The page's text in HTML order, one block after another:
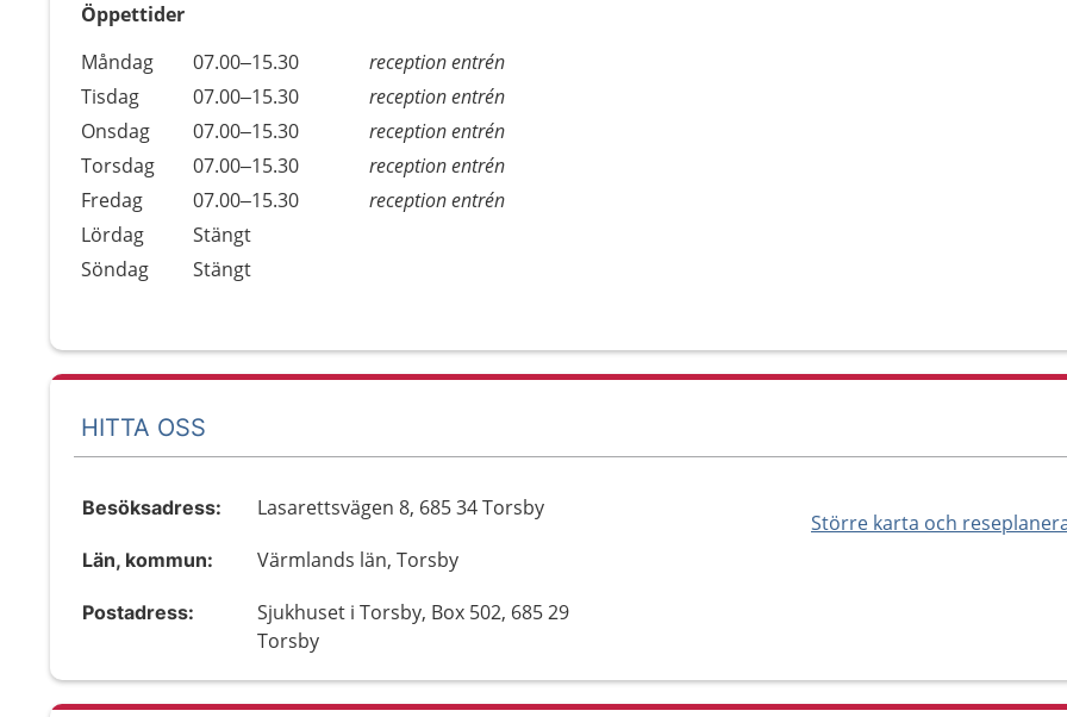
Öppettider
Dag
Öppettider
Kommentarer
Måndag 07.00–15.30
reception entrén
Tisdag
07.00–15.30
reception entrén
Onsdag
07.00–15.30
reception entrén
Torsdag
07.00–15.30
reception entrén
Fredag
07.00–15.30
reception entrén
Lördag
Stängt
Söndag
Stängt
HITTA OSS
Större karta och
Besöksadress: Lasarettsvägen 8, 685 34 Torsby
Län, kommun: Värmlands län, Torsby
Postadress:
Sjukhuset i Torsby, Box 502, 685 29
Torsby